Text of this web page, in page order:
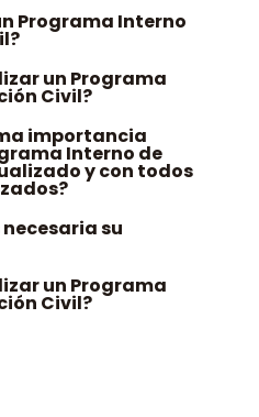
Programa Interno
un Programa
Civil?
importancia
Interno de
y con todos
su
un Programa
Civil?